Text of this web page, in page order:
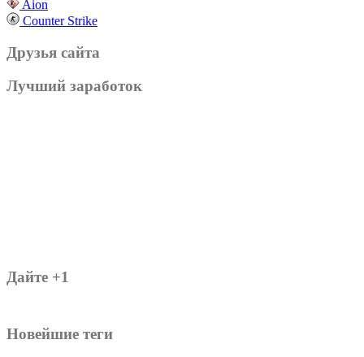
Aion
Counter Strike
Друзья сайта
Лучший заработок
Дайте +1
Новейшие теги